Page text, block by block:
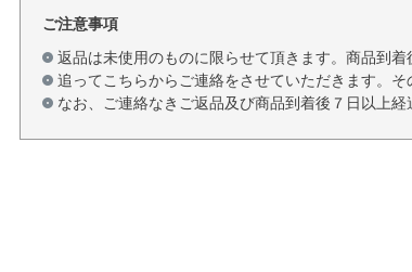
ご注意事項
返品は未使用のものに限らせて頂きます。商品到
追ってこちらからご連絡をさせていただきます。
なお、ご連絡なきご返品及び商品到着後７日以上